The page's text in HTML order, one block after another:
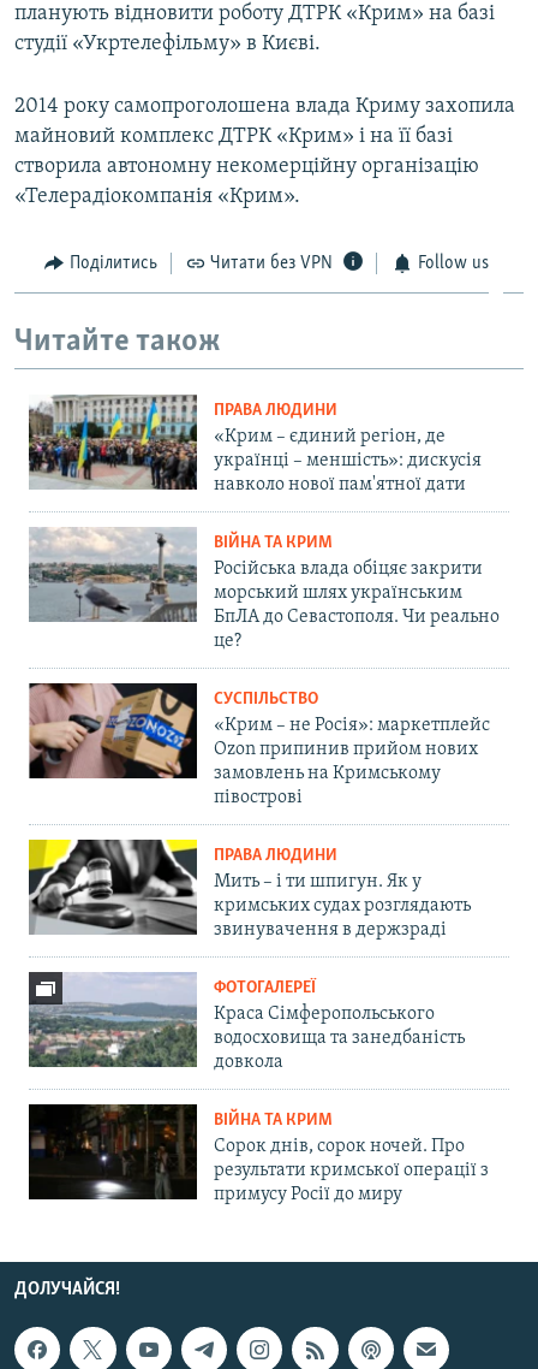
планують відновити роботу ДТРК «Крим» на базі
студії «Укртелефільму» в Києві.
2014 року самопроголошена влада Криму захопила
майновий комплекс ДТРК «Крим» і на її базі
створила автономну некомерційну організацію
«Телерадіокомпанія «Крим».
Поділитись Читати без VPN Follow us
Читайте також
ПРАВА ЛЮДИНИ
«Крим – єдиний регіон, де
українці – меншість»: дискусія
навколо нової пам'ятної дати
ВІЙНА ТА КРИМ
Російська влада обіцяє закрити
морський шлях українським
БпЛА до Севастополя. Чи реально
це?
СУСПІЛЬСТВО
«Крим – не Росія»: маркетплейс
Ozon припинив прийом нових
замовлень на Кримському
півострові
ПРАВА ЛЮДИНИ
Мить – і ти шпигун. Як у
кримських судах розглядають
звинувачення в держзраді
ФОТОГАЛЕРЕЇ
Краса Сімферопольського
водосховища та занедбаність
довкола
ВІЙНА ТА КРИМ
Сорок днів, сорок ночей. Про
результати кримської операції з
примусу Росії до миру
ДОЛУЧАЙСЯ!